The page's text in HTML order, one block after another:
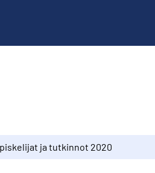
ja tutkinnot 2020